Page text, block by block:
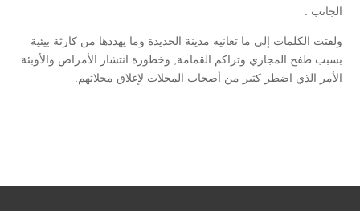
الجانب .
ولفتت الكلمات إلى ما تعانيه مدينة الحديدة وما يهددها من كارثة بيئية
بسبب طفح المجاري وتراكم القمامة, وخطورة انتشار الأمراض والأوبئة
الأمر الذي اضطر كثير من أصحاب المحلات لإغلاق محلاتهم.